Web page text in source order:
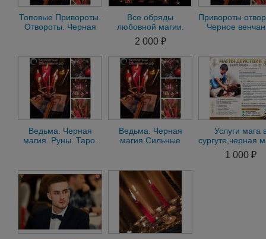
Топовые Привороты.
Отвороты. Черная
Все обряды
любовной магии.
Сильный приворот,
привязка от измен.
Таро
2 000 ₽
Привороты
Черное
Ведьма. Черная
магия. Руны. Таро.
Ведьма. Черная
магия.Сильные
Услуги мага
сургуте,черная
в сургуте
1 000 ₽